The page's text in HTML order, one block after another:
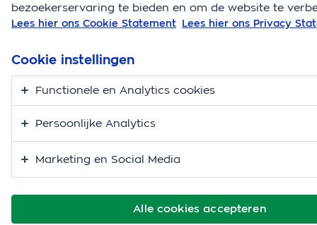
Autoverzekering met
negatieve schadevrije
jaren
bezoekerservaring te bieden en om de website te
Lees hier ons Cookie Statement Lees hier ons Privacy
Alle cookies accepteren
Cookie instellingen
Functionele en Analytics cookies
Persoonlijke Analytics
Marketing en Social Media